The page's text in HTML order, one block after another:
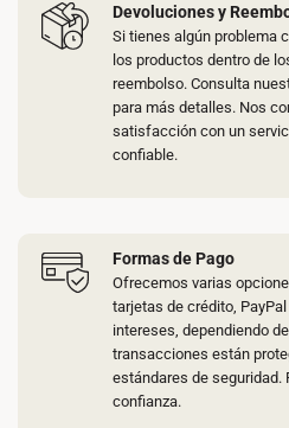
Devoluciones y
Si tienes algún problema
los productos dentro de
reembolso. Consulta
para más detalles. Nos
satisfacción con un
confiable.
Formas de Pago
Ofrecemos varias
tarjetas de crédito,
intereses, dependiendo
transacciones están
estándares de seguridad.
confianza.